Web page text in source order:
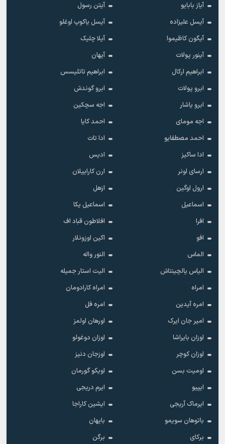
آیاز بابایو
آیتن رسول
آیسل علیزاده
آیسل یاکوپ اوغلو
آیگون کاظیموا
آیلا چلیک
آینور پولات
آیهان
ابراهیم ارکال
ابراهیم تاتلیسس
ابرو پولات
ابرو گوندش
ابرو یاشار
اجه سچکین
اجه مومای
احمد کایا
احمد مصطفایو
ادا تات
ادا ساکیز
ادیس
ارسای اونر
ارن کاراییلان
ارول اوگین
ازهل
اسماعیل
اسماعیل یکا
افرا
افلاطون قباد اف
افو
اکین اوزونلار
الماس
النور واله
الیاس یالچینتاش
الیت استار جمیله
امراه
امراه کارادومان
امره آیدین
امره فل
امیر جان ایرک
اورهان اولمز
اوزان بایراشا
اوزان دوغولو
اوزان کوچر
اوزجان دنیز
اومیت بسن
اویکو گورمان
ایپیو
ایرم دریجی
ایرماک آریجی
ایشین کاراجا
باتوهان سویمو
بایهان
برکای
برگن